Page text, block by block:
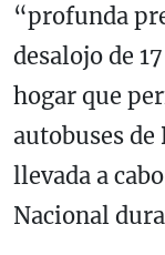
“profunda
desalojo de
hogar que
autobuses de
llevada a
Nacional